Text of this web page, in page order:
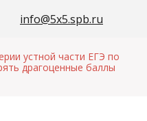
info@5x5.spb.ru
устной части ЕГЭ по
драгоценные баллы